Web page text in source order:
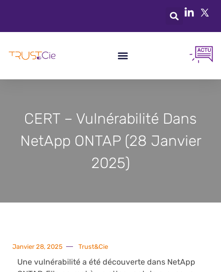
CERT – Vulnérabilité Dans
NetApp ONTAP (28 Janvier
2025)
Janvier 28, 2025 Trust&Cie
Une vulnérabilité a été découverte dans NetApp